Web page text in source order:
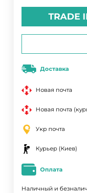
TRADE
Доставка
Новая почта
Новая почта
Укр почта
Курьер (Киев)
Оплата
Наличный и